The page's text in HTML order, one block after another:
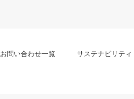
お問い合わせ一覧 サステナビリティ